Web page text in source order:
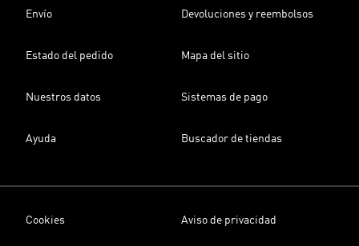
Envío Devoluciones y reembolsos
Estado del pedido Mapa del sitio
Nuestros datos Sistemas de pago
Ayuda Buscador de tiendas
Cookies Aviso de privacidad